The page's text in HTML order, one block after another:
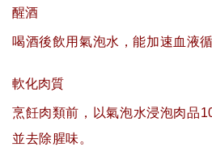
醒酒
喝酒後飲用氣泡水，能加速血液
軟化肉質
烹飪肉類前，以氣泡水浸泡肉品
並去除腥味。